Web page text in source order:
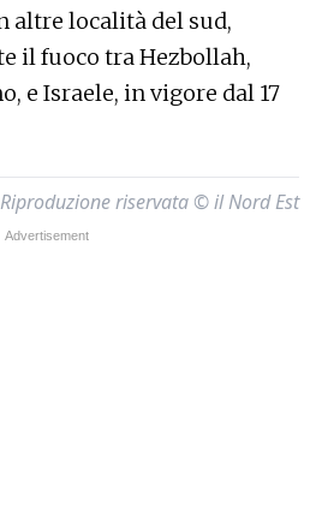
località del sud,
il fuoco tra Hezbollah,
e Israele, in vigore dal 17
Riproduzione riservata © il Nord Est